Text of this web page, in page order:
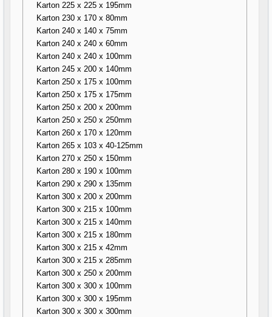
Karton 225 x 225 x 195mm
Karton 230 x 170 x 80mm
Karton 240 x 140 x 75mm
Karton 240 x 240 x 60mm
Karton 240 x 240 x 100mm
Karton 245 x 200 x 140mm
Karton 250 x 175 x 100mm
Karton 250 x 175 x 175mm
Karton 250 x 200 x 200mm
Karton 250 x 250 x 250mm
Karton 260 x 170 x 120mm
Karton 265 x 103 x 40-125mm
Karton 270 x 250 x 150mm
Karton 280 x 190 x 100mm
Karton 290 x 290 x 135mm
Karton 300 x 200 x 200mm
Karton 300 x 215 x 100mm
Karton 300 x 215 x 140mm
Karton 300 x 215 x 180mm
Karton 300 x 215 x 42mm
Karton 300 x 215 x 285mm
Karton 300 x 250 x 200mm
Karton 300 x 300 x 100mm
Karton 300 x 300 x 195mm
Karton 300 x 300 x 300mm